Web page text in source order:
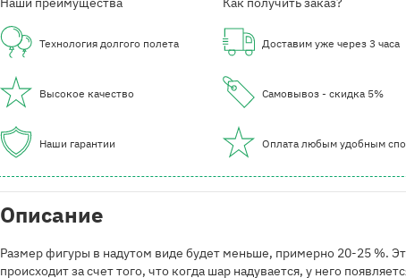
Технология долгого полета
Высокое качество
Наши гарантии
Доставим уже через 3 часа
Самовывоз - скидка 5%
Оплата любым удобным
Описание
Размер фигуры в надутом виде будет меньше, примерно 20-25 %.
происходит за счет того, что когда шар надувается, у него